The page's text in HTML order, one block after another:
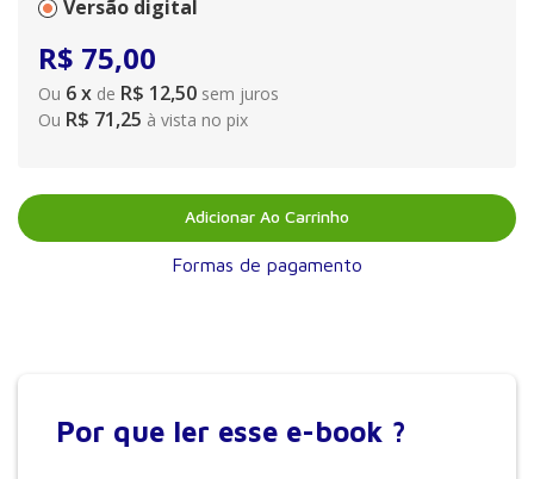
Versão digital
R$ 75,00
Ou 6x de R$ 12,50 sem juros
Ou R$ 71,25 à vista no pix
Adicionar Ao Carrinho
Formas de pagamento
Por que ler esse e-book ?